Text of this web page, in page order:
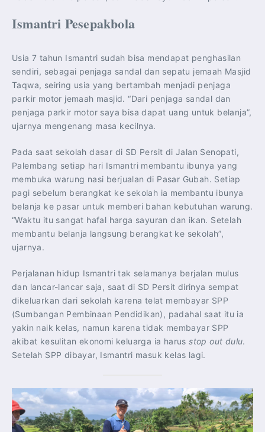
Ismantri Pesepakbola
Usia 7 tahun Ismantri sudah bisa mendapat penghasilan
sendiri, sebagai penjaga sandal dan sepatu jemaah Masjid
Taqwa, seiring usia yang bertambah menjadi penjaga
parkir motor jemaah masjid. “Dari penjaga sandal dan
penjaga parkir motor saya bisa dapat uang untuk belanja”,
ujarnya mengenang masa kecilnya.
Pada saat sekolah dasar di SD Persit di Jalan Senopati,
Palembang setiap hari Ismantri membantu ibunya yang
membuka warung nasi berjualan di Pasar Gubah. Setiap
pagi sebelum berangkat ke sekolah ia membantu ibunya
belanja ke pasar untuk memberi bahan kebutuhan warung.
“Waktu itu sangat hafal harga sayuran dan ikan. Setelah
membantu belanja langsung berangkat ke sekolah”,
ujarnya.
Perjalanan hidup Ismantri tak selamanya berjalan mulus
dan lancar-lancar saja, saat di SD Persit dirinya sempat
dikeluarkan dari sekolah karena telat membayar SPP
(Sumbangan Pembinaan Pendidikan), padahal saat itu ia
yakin naik kelas, namun karena tidak membayar SPP
akibat kesulitan ekonomi keluarga ia harusstop out dulu.
Setelah SPP dibayar, Ismantri masuk kelas lagi.